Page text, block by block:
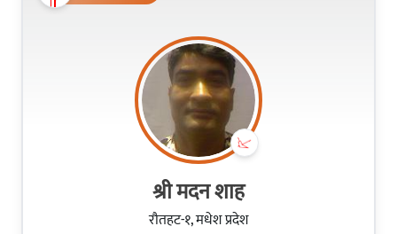
श्री मदन शाह
रौतहट-१, मधेश प्रदेश